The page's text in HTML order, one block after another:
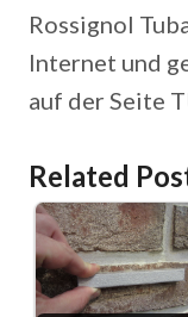
Rossignol
Internet und
auf der Seite
Related